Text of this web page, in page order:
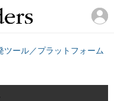
ツール／プラットフォーム